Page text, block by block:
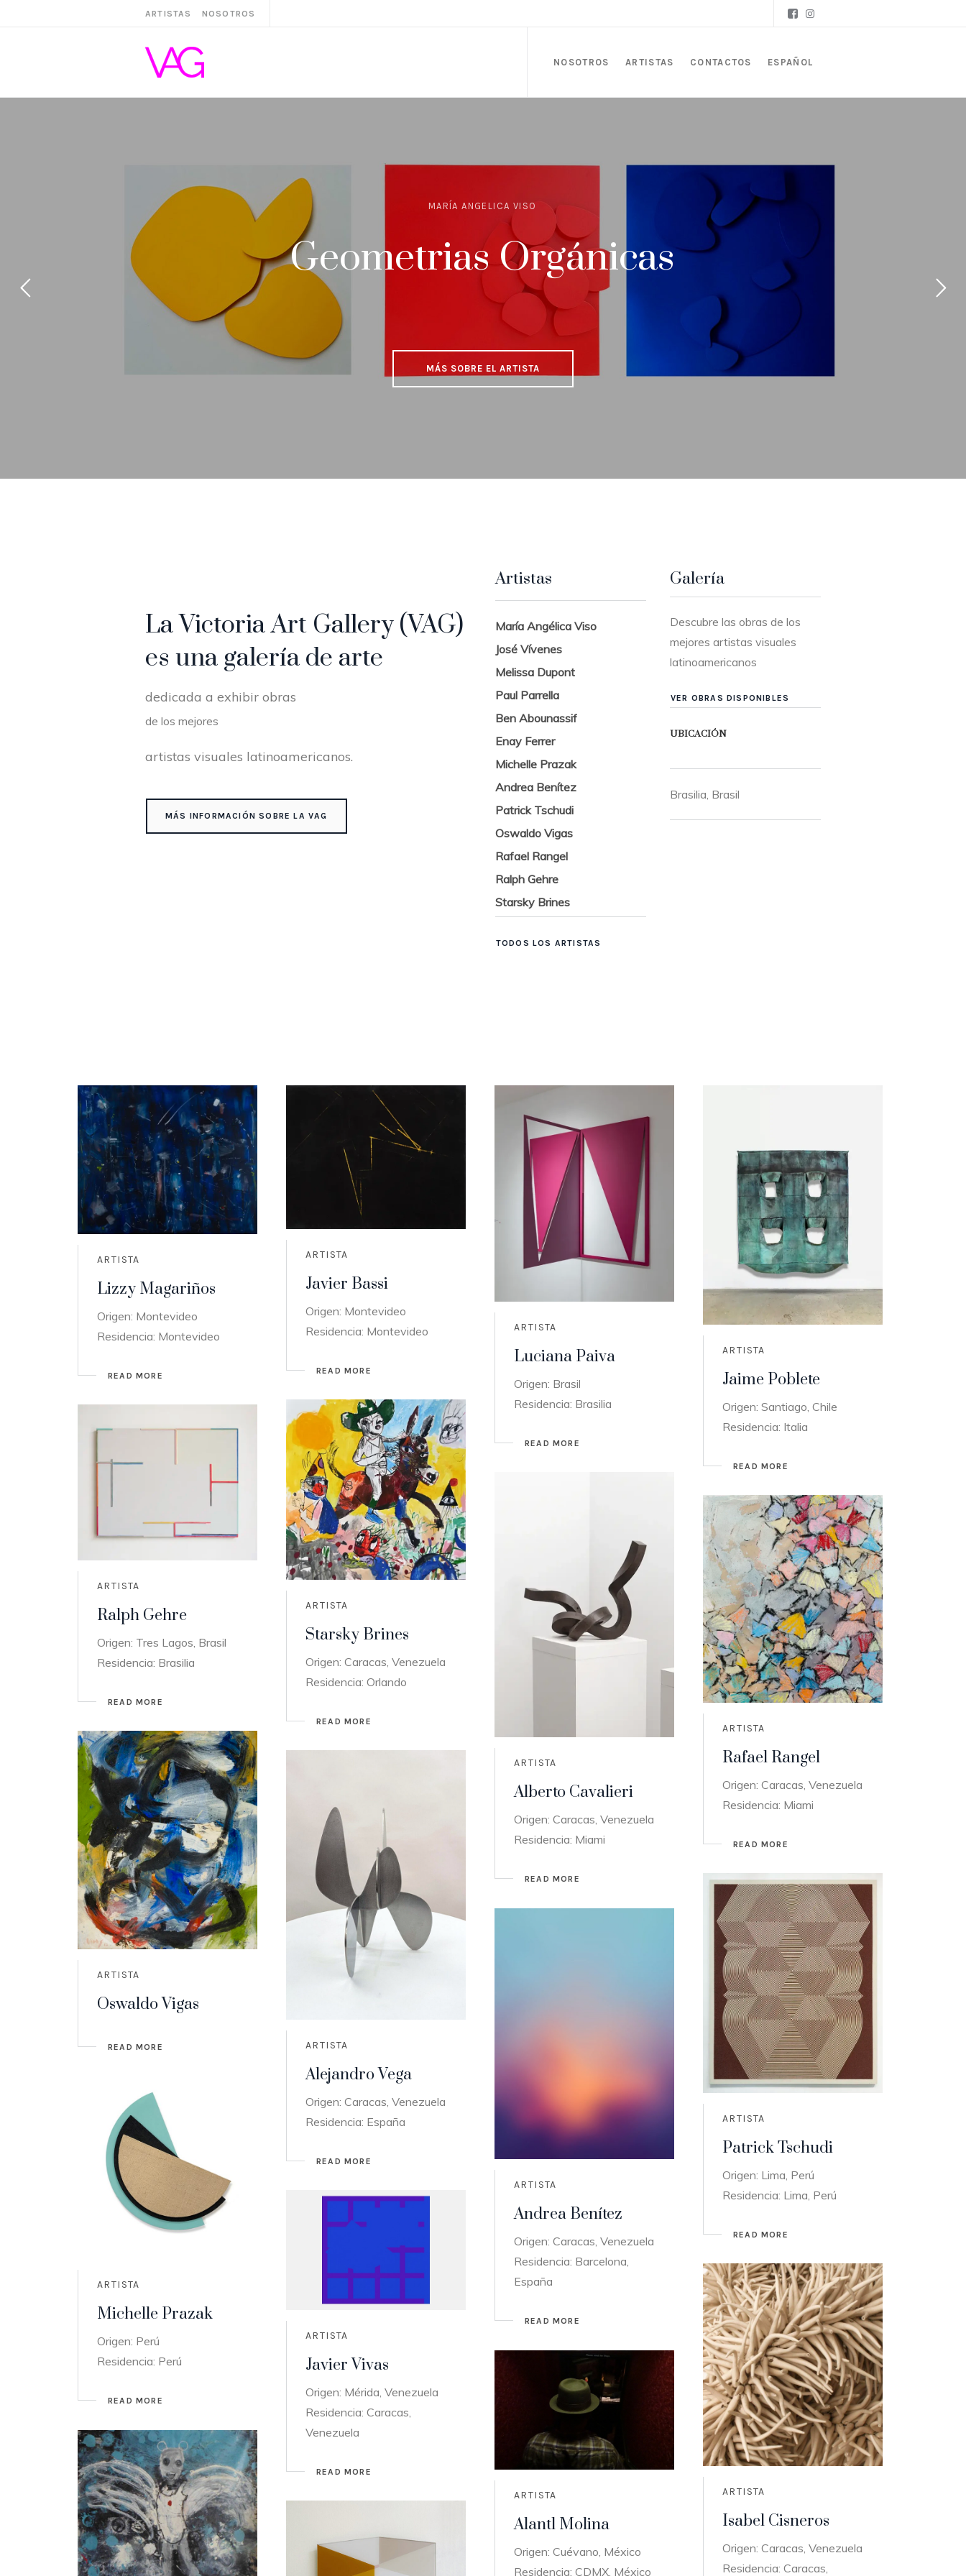
ARTISTAS NOSOTROS
NOSOTROS ARTISTAS CONTACTOS ESPAÑOL
MÁS SOBRE EL ARTISTA
MARÍA ANGELICA VISO
Geometrias Orgánicas
La Victoria Art Gallery (VAG)
es una galería de arte
dedicada a exhibir obras
de los mejores
artistas visuales latinoamericanos.
MÁS INFORMACIÓN SOBRE LA VAG
Artistas
María Angélica Viso
José Vívenes
Melissa Dupont
Paul Parrella
Ben Abounassif
Enay Ferrer
Michelle Prazak
Andrea Benítez
Patrick Tschudi
Oswaldo Vigas
Rafael Rangel
Ralph Gehre
Starsky Brines
TODOS LOS ARTISTAS
Galería
Descubre las obras de los
mejores artistas visuales
latinoamericanos
VER OBRAS DISPONIBLES
UBICACIÓN
Brasilia, Brasil
ARTISTA
Lizzy Magariños
Origen: Montevideo
Residencia: Montevideo
READ MORE
ARTISTA
Javier Bassi
Origen: Montevideo
Residencia: Montevideo
READ MORE
ARTISTA
Luciana Paiva
Origen: Brasil
Residencia: Brasilia
READ MORE
ARTISTA
Jaime Poblete
Origen: Santiago, Chile
Residencia: Italia
READ MORE
ARTISTA
Starsky Brines
Origen: Caracas, Venezuela
Residencia: Orlando
READ MORE
ARTISTA
Ralph Gehre
Origen: Tres Lagos, Brasil
Residencia: Brasilia
READ MORE
ARTISTA
Alberto Cavalieri
Origen: Caracas, Venezuela
Residencia: Miami
READ MORE
ARTISTA
Rafael Rangel
Origen: Caracas, Venezuela
Residencia: Miami
READ MORE
ARTISTA
Oswaldo Vigas
READ MORE ARTISTA
Alejandro Vega
Origen: Caracas, Venezuela
Residencia: España
READ MORE
ARTISTA
Patrick Tschudi
Origen: Lima, Perú
Residencia: Lima, Perú
READ MORE
ARTISTA
Andrea Benítez
Origen: Caracas, Venezuela
Residencia: Barcelona,
España
READ MORE
ARTISTA
Michelle Prazak
Origen: Perú
Residencia: Perú
READ MORE
ARTISTA
Javier Vivas
Origen: Mérida, Venezuela
Residencia: Caracas,
Venezuela
READ MORE
ARTISTA
Isabel Cisneros
Origen: Caracas, Venezuela
Residencia: Caracas,
ARTISTA
Alantl Molina
Origen: Cuévano, México
Residencia: CDMX, México